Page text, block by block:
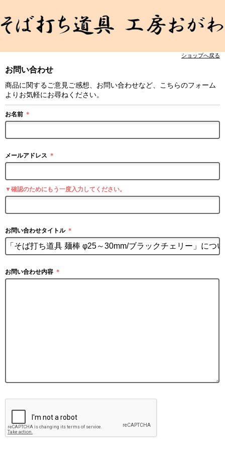
ショップへ戻る
お問い合わせ
商品に関するご意見ご感想、お問い合わせなど、こちらのフォーム
よりお気軽にお尋ねください。
お名前 ＊
メールアドレス ＊
▼確認のためにもう一度入力してください。
お問い合わせタイトル ＊
お問い合わせ内容 ＊